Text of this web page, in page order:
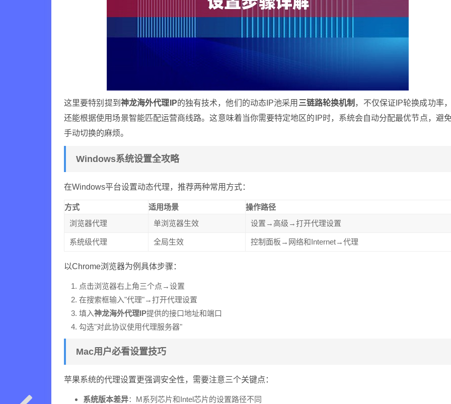
这里要特别提到 神龙海外代理IP的独有技术，他们的动态IP池采用 三链路轮换机制 ，不仅保证IP轮换成功率
还能根据使用场景智能匹配运营商线路。这意味着当你需要特定地区的IP时，系统会自动分配最优节点，避
手动切换的麻烦。
Windows系统设置全攻略
在Windows平台设置动态代理，推荐两种常用方式：
方式 适用场景
操作路径
浏览器代理
单浏览器生效 设置→高级→打开代理设置
系统级代理 全局生效 控制面板→网络和Internet→代理
以Chrome浏览器为例具体步骤：
点击浏览器右上角三个点→设置
在搜索框输入"代理"→打开代理设置
填入神龙海外代理IP提供的接口地址和端口
勾选"对此协议使用代理服务器"
Mac用户必看设置技巧
苹果系统的代理设置更强调安全性，需要注意三个关键点：
系统版本差异：M系列芯片和Intel芯片的设置路径不同